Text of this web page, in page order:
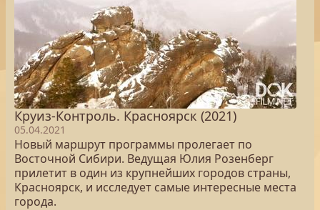
Круиз-Контроль. Красноярск (2021)
05.04.2021
Новый маршрут программы пролегает по
Восточной Сибири. Ведущая Юлия Розенберг
прилетит в один из крупнейших городов страны,
Красноярск, и исследует самые интересные места
города.